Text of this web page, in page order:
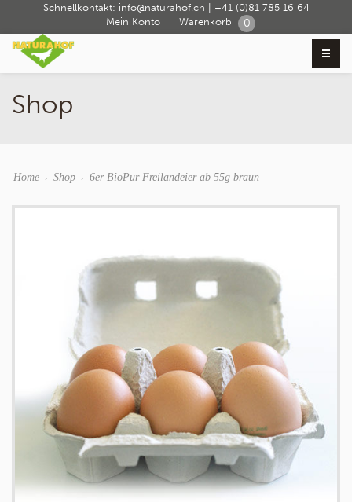
Schnellkontakt: info@naturahof.ch
+41 (0)81 785 16 64
Mein Konto
Warenkorb 0
Shop
Home › Shop › 6er BioPur Freilandeier ab 55g braun